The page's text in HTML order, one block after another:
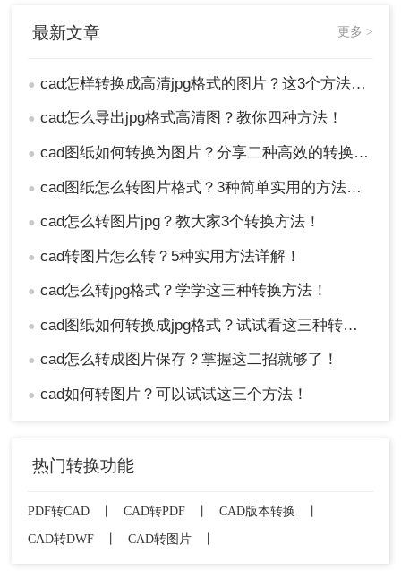
最新文章 更多 >
● cad怎样转换成高清jpg格式的图片？这3个方法了解一下
● cad怎么导出jpg格式高清图？教你四种方法！
● cad图纸如何转换为图片？分享二种高效的转换方法！
● cad图纸怎么转图片格式？3种简单实用的方法分享！
● cad怎么转图片jpg？教大家3个转换方法！
● cad转图片怎么转？5种实用方法详解！
● cad怎么转jpg格式？学学这三种转换方法！
● cad图纸如何转换成jpg格式？试试看这三种转换方式！
● cad怎么转成图片保存？掌握这二招就够了！
● cad如何转图片？可以试试这三个方法！
热门转换功能
PDF转CAD CAD转PDF CAD版本转换
CAD转DWF
CAD转图片